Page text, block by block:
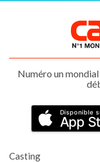
Numéro un
Disponible
App
Casting